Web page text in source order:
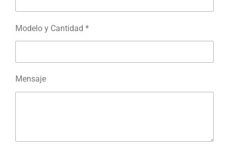
Modelo y Cantidad *
Mensaje